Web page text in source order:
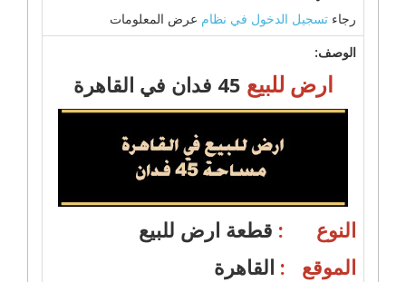
رجاء تسجيل الدخول في نظام عرض المعلومات
الوصف:
ارض للبيع 45 فدان في القاهرة
النوع : قطعة ارض للبيع
الموقع : القاهرة